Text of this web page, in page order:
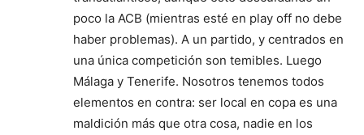
poco la ACB (mientras esté en play off no debe
haber problemas). A un partido, y centrados en
una única competición son temibles. Luego
Málaga y Tenerife. Nosotros tenemos todos
elementos en contra: ser local en copa es una
maldición más que otra cosa, nadie en los